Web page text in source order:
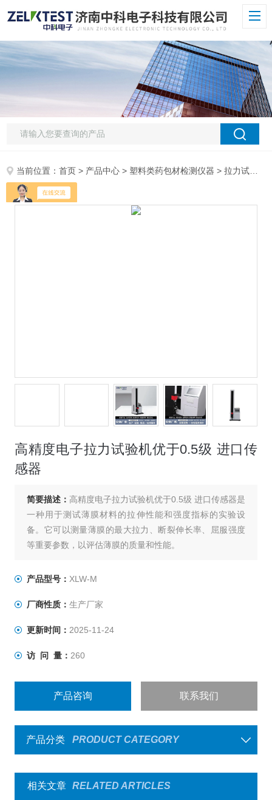
当前位置：首页 > 产品中心 > 塑料类药包材检测仪器 >拉力试验机
高精度电子拉力试验机优于0.5级 进口传
感器
简要描述： 高精度电子拉力试验机优于0.5级 进口传感器是
一种用于测试薄膜材料的拉伸性能和强度指标的实验设
备。它可以测量薄膜的最大拉力、断裂伸长率、屈服强度
等重要参数，以评估薄膜的质量和性能。
产品型号： XLW-M
厂商性质： 生产厂家
更新时间： 2025-11-24
访 问 量： 260
产品咨询 联系我们
产品分类 PRODUCT CATEGORY
相关文章 RELATED ARTICLES